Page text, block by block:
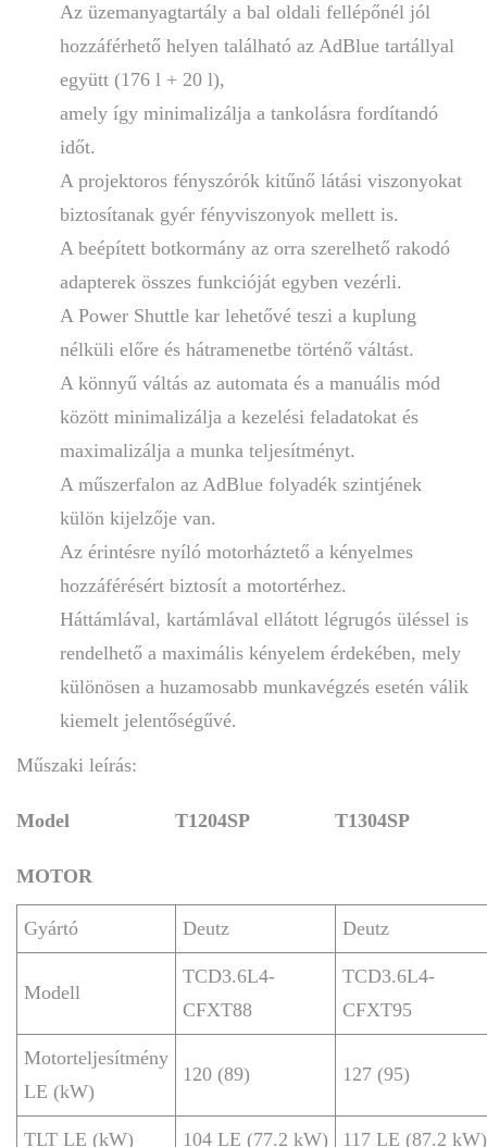
Az üzemanyagtartály a bal oldali fellépőnél jól
hozzáférhető helyen található az AdBlue tartállyal
együtt (176 l + 20 l),
amely így minimalizálja a tankolásra fordítandó
időt.
A projektoros fényszórók kitűnő látási viszonyokat
biztosítanak gyér fényviszonyok mellett is.
A beépített botkormány az orra szerelhető rakodó
adapterek összes funkcióját egyben vezérli.
A Power Shuttle kar lehetővé teszi a kuplung
nélküli előre és hátramenetbe történő váltást.
A könnyű váltás az automata és a manuális mód
között minimalizálja a kezelési feladatokat és
maximalizálja a munka teljesítményt.
A műszerfalon az AdBlue folyadék szintjének
külön kijelzője van.
Az érintésre nyíló motorháztető a kényelmes
hozzáférésért biztosít a motortérhez.
Háttámlával, kartámlával ellátott légrugós üléssel is
rendelhető a maximális kényelem érdekében, mely
különösen a huzamosabb munkavégzés esetén válik
kiemelt jelentőségűvé.
Műszaki leírás:
Model T1204SP T1304SP
MOTOR
Gyártó Deutz Deutz
Modell
TCD3.6L4-
CFXT88
TCD3.6L4-
CFXT95
Motorteljesítmény
LE (kW)
120 (89) 127 (95)
TLT LE (kW) 104 LE (77.2 kW) 117 LE (87.2 kW)